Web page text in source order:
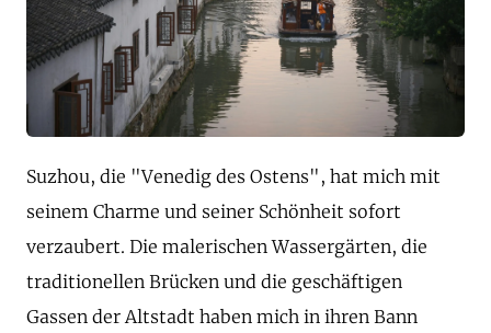
Suzhou, die "Venedig des Ostens", hat mich mit
seinem Charme und seiner Schönheit sofort
verzaubert. Die malerischen Wassergärten, die
traditionellen Brücken und die geschäftigen
Gassen der Altstadt haben mich in ihren Bann